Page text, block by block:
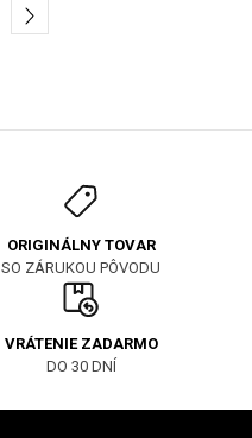
ORIGINÁLNY TOVAR
SO ZÁRUKOU PÔVODU
VRÁTENIE ZADARMO
DO 30 DNÍ